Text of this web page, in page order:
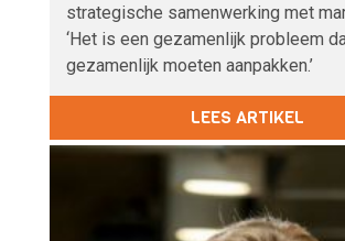
strategische samenwerking met
‘Het is een gezamenlijk probleem
gezamenlijk moeten aanpakken.’
LEES ARTIKEL